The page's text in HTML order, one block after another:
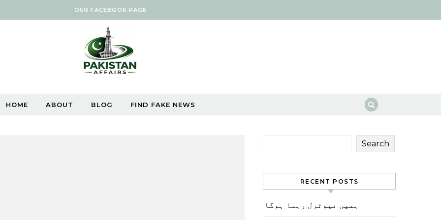
OUR FACEBOOK PAGE
HOME ABOUT BLOG FIND FAKE NEWS
Search
RECENT POSTS
ہمیں نیوٹرل رہنا ہوگا